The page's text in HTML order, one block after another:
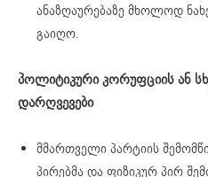
ანაზღაურებაზე მხოლოდ
გაიღო.
პოლიტიკური კორუფციის ან
დარღვევები
მმართველი პარტიის
პირებმა და ფიზიკურ პირ